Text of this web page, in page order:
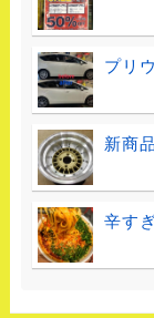
プリ
新商
辛す